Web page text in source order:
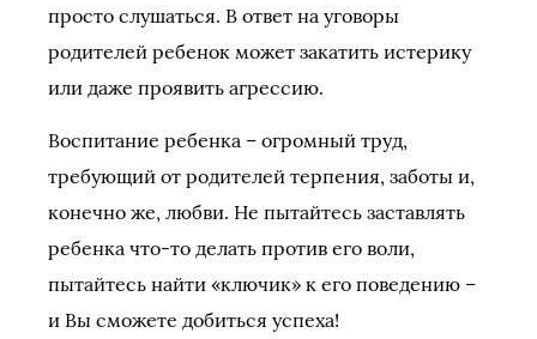
просто слушаться. В ответ на уговоры
родителей ребенок может закатить истерику
или даже проявить агрессию.
Воспитание ребенка – огромный труд,
требующий от родителей терпения, заботы и,
конечно же, любви. Не пытайтесь заставлять
ребенка что-то делать против его воли,
пытайтесь найти «ключик» к его поведению –
и Вы сможете добиться успеха!